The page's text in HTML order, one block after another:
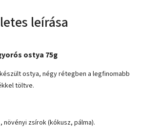
leírása
ostya 75g
ostya, négy rétegben a legfinomabb
töltve.
, növényi zsírok (kókusz, pálma).